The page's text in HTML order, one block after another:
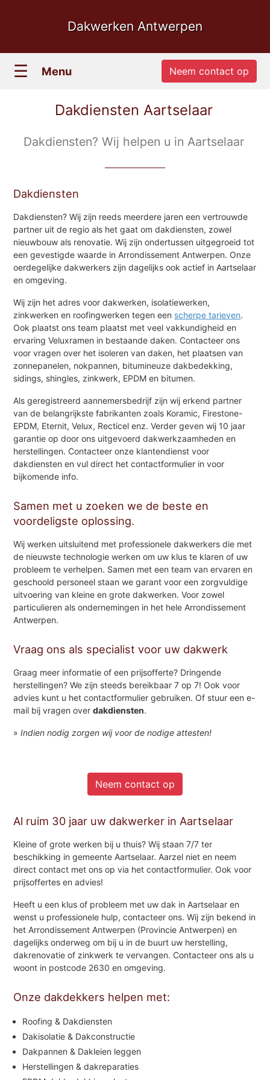
Dakwerken Antwerpen
☰ Menu Neem contact op
Dakdiensten Aartselaar
Dakdiensten? Wij helpen u in Aartselaar
Dakdiensten
Dakdiensten? Wij zijn reeds meerdere jaren een vertrouwde
partner uit de regio als het gaat om dakdiensten, zowel
nieuwbouw als renovatie. Wij zijn ondertussen uitgegroeid tot
een gevestigde waarde in Arrondissement Antwerpen. Onze
oerdegelijke dakwerkers zijn dagelijks ook actief in Aartselaar
en omgeving.
Wij zijn het adres voor dakwerken, isolatiewerken,
zinkwerken en roofingwerken tegen een scherpe tarieven.
Ook plaatst ons team plaatst met veel vakkundigheid en
ervaring Veluxramen in bestaande daken. Contacteer ons
voor vragen over het isoleren van daken, het plaatsen van
zonnepanelen, nokpannen, bitumineuze dakbedekking,
sidings, shingles, zinkwerk, EPDM en bitumen.
Als geregistreerd aannemersbedrijf zijn wij erkend partner
van de belangrijkste fabrikanten zoals Koramic, Firestone-
EPDM, Eternit, Velux, Recticel enz. Verder geven wij 10 jaar
garantie op door ons uitgevoerd dakwerkzaamheden en
herstellingen. Contacteer onze klantendienst voor
dakdiensten en vul direct het contactformulier in voor
bijkomende info.
Samen met u zoeken we de beste en
voordeligste oplossing.
Wij werken uitsluitend met professionele dakwerkers die met
de nieuwste technologie werken om uw klus te klaren of uw
probleem te verhelpen. Samen met een team van ervaren en
geschoold personeel staan we garant voor een zorgvuldige
uitvoering van kleine en grote dakwerken. Voor zowel
particulieren als ondernemingen in het hele Arrondissement
Antwerpen.
Vraag ons als specialist voor uw dakwerk
Graag meer informatie of een prijsofferte? Dringende
herstellingen? We zijn steeds bereikbaar 7 op 7! Ook voor
advies kunt u het contactformulier gebruiken. Of stuur een e-
mail bij vragen overdakdiensten.
»Indien nodig zorgen wij voor de nodige attesten!
Neem contact op
Al ruim 30 jaar uw dakwerker in Aartselaar
Kleine of grote werken bij u thuis? Wij staan 7/7 ter
beschikking in gemeente Aartselaar. Aarzel niet en neem
direct contact met ons op via het contactformulier. Ook voor
prijsoffertes en advies!
Heeft u een klus of probleem met uw dak in Aartselaar en
wenst u professionele hulp, contacteer ons. Wij zijn bekend in
het Arrondissement Antwerpen (Provincie Antwerpen) en
dagelijks onderweg om bij u in de buurt uw herstelling,
dakrenovatie of zinkwerk te vervangen. Contacteer ons als u
woont in postcode 2630 en omgeving.
Onze dakdekkers helpen met:
Roofing & Dakdiensten
Dakisolatie & Dakconstructie
Dakpannen & Dakleien leggen
Herstellingen & dakreparaties